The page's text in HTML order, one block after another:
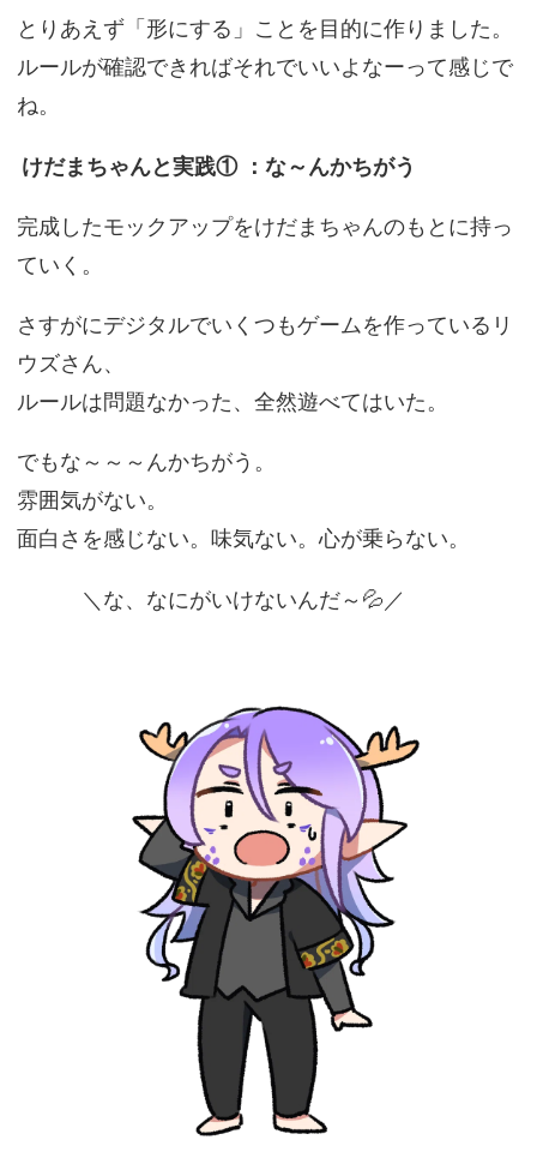
とりあえず「形にする」ことを目的に作りました。
ルールが確認できればそれでいいよなーって感じで
ね。
けだまちゃんと実践① ：な～んかちがう
完成したモックアップをけだまちゃんのもとに持っ
ていく。
さすがにデジタルでいくつもゲームを作っているリ
ウズさん、
ルールは問題なかった、全然遊べてはいた。
でもな～～～んかちがう。
雰囲気がない。
面白さを感じない。味気ない。心が乗らない。
＼な、なにがいけないんだ～💦／